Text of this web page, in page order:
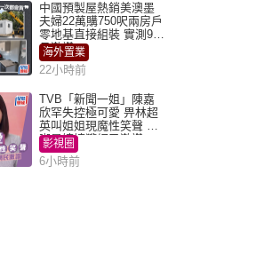
中國預製屋熱銷美澳墨
夫婦22萬購750呎兩房戶
零地基直接組裝 實測9個
月激讚
海外置業
22小時前
TVB「新聞一姐」陳嘉
欣罕失控極可愛 畀林超
英叫姐姐現魔性笑聲 自
嘲是姨姨獲網民激讚
影視圈
6小時前